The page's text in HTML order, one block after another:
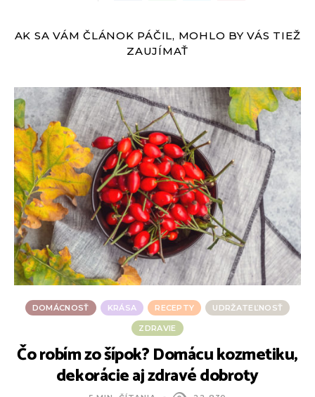
AK SA VÁM ČLÁNOK PÁČIL, MOHLO BY VÁS TIEŽ
ZAUJÍMAŤ
DOMÁCNOSŤ KRÁSA RECEPTY UDRŽATEĽNOSŤ
ZDRAVIE
Čo robím zo šípok? Domácu kozmetiku,
dekorácie aj zdravé dobroty